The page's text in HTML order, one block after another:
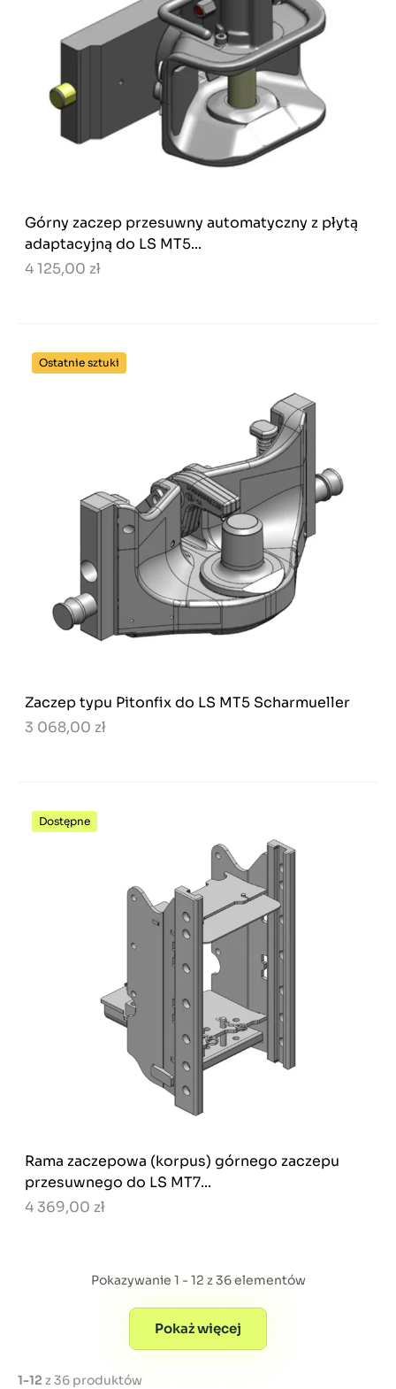
Górny zaczep przesuwny automatyczny z płytą
adaptacyjną do LS MT5...
4 125,00 zł
Ostatnie sztuki
Zaczep typu Pitonfix do LS MT5 Scharmueller
3 068,00 zł
Dostępne
Rama zaczepowa (korpus) górnego zaczepu
przesuwnego do LS MT7...
4 369,00 zł
Pokazywanie 1 - 12 z 36 elementów
Pokaż więcej
1-12 z 36 produktów